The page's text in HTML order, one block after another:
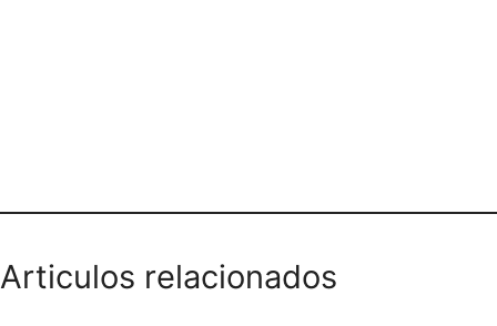
Articulos relacionados